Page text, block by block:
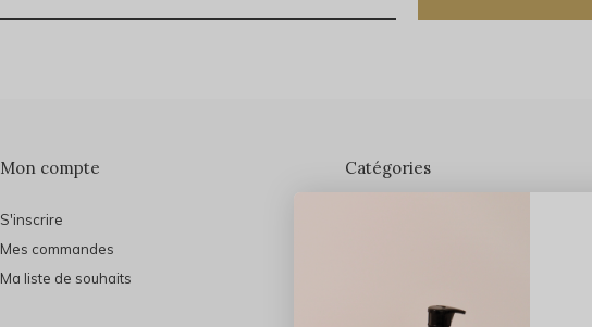
Mon compte
S'inscrire
Mes commandes
Ma liste de souhaits
Catégories